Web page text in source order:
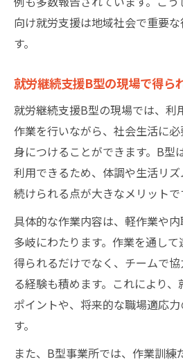
向け就労支援は地域社会で重要
す。
就労継続支援B型の現場で得ら
就労継続支援B型の現場では、利
作業を行いながら、社会生活に
身につけることができます。B型
利用できるため、体調や生活リ
続けられる点が大きなメリットで
具体的な作業内容は、軽作業や
多岐にわたります。作業を通し
得られるだけでなく、チームで
る経験も積めます。これにより
ポイントや、将来的な職場適応
す。
また、B型事業所では、作業訓練